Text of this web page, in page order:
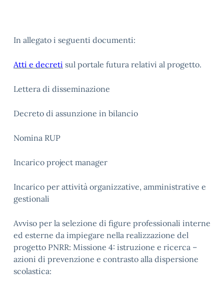
In allegato i seguenti documenti:
Atti e decreti sul portale futura relativi al progetto.
Lettera di disseminazione
Decreto di assunzione in bilancio
Nomina RUP
Incarico project manager
Incarico per attività organizzative, amministrative e
gestionali
Avviso per la selezione di figure professionali interne
ed esterne da impiegare nella realizzazione del
progetto PNRR: Missione 4: istruzione e ricerca –
azioni di prevenzione e contrasto alla dispersione
scolastica: